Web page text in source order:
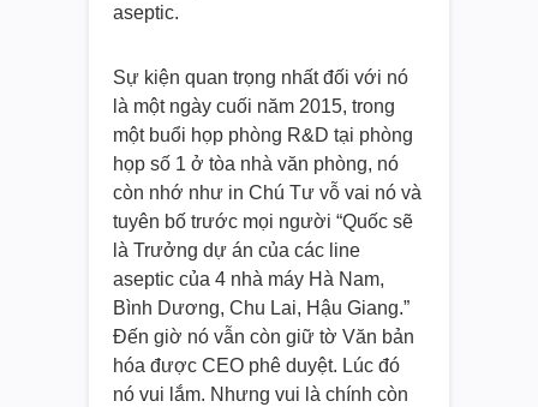
aseptic.
Sự kiện quan trọng nhất đối với nó
là một ngày cuối năm 2015, trong
một buổi họp phòng R&D tại phòng
họp số 1 ở tòa nhà văn phòng, nó
còn nhớ như in Chú Tư vỗ vai nó và
tuyên bố trước mọi người “Quốc sẽ
là Trưởng dự án của các line
aseptic của 4 nhà máy Hà Nam,
Bình Dương, Chu Lai, Hậu Giang.”
Đến giờ nó vẫn còn giữ tờ Văn bản
hóa được CEO phê duyệt. Lúc đó
nó vui lắm. Nhưng vui là chính còn